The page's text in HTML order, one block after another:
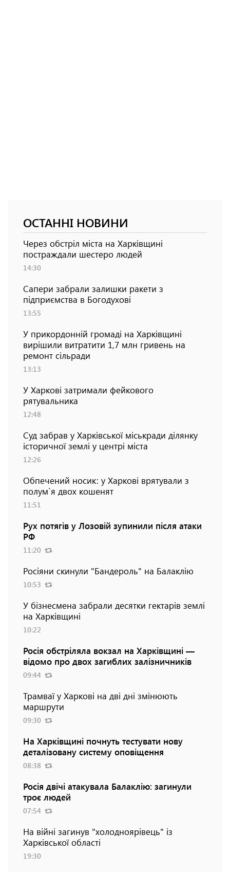
ОСТАННІ НОВИНИ
Через обстріл міста на Харківщині
постраждали шестеро людей
14:30
Сапери забрали залишки ракети з
підприємства в Богодухові
13:55
У прикордонній громаді на Харківщині
вирішили витратити 1,7 млн гривень на
ремонт сільради
13:13
У Харкові затримали фейкового
рятувальника
12:48
Суд забрав у Харківської міськради ділянку
історичної землі у центрі міста
12:26
Обпечений носик: у Харкові врятували з
полум`я двох кошенят
11:51
Рух потягів у Лозовій зупинили після атаки
РФ
11:20
Росіяни скинули "Бандероль" на Балаклію
10:53
У бізнесмена забрали десятки гектарів землі
на Харківщині
10:22
Росія обстріляла вокзал на Харківщині —
відомо про двох загиблих залізничників
09:44
Трамваї у Харкові на дві дні змінюють
маршрути
09:30
На Харківщині почнуть тестувати нову
деталізовану систему оповіщення
08:38
Росія двічі атакувала Балаклію: загинули
троє людей
07:54
На війні загинув "холодноярівець" із
Харківської області
19:30